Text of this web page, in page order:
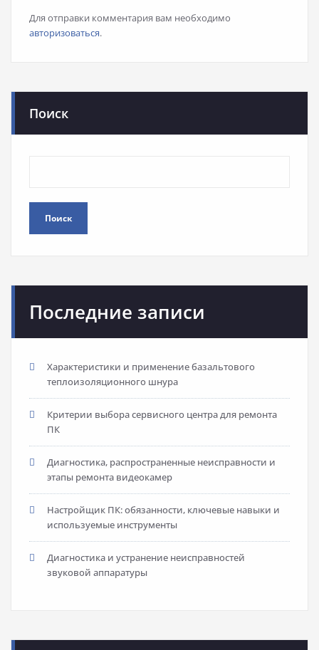
Для отправки комментария вам необходимо
авторизоваться.
Поиск
Поиск
Последние записи
Характеристики и применение базальтового
теплоизоляционного шнура
Критерии выбора сервисного центра для ремонта
ПК
Диагностика, распространенные неисправности и
этапы ремонта видеокамер
Настройщик ПК: обязанности, ключевые навыки и
используемые инструменты
Диагностика и устранение неисправностей
звуковой аппаратуры